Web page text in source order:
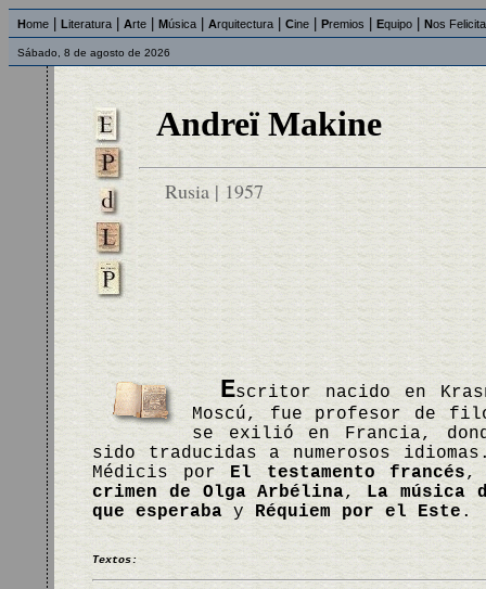
Home Literatura Arte Música Arquitectura Cine Premios Equipo Nos
Sábado, 8 de agosto de 2026
Andreï Makine
Rusia | 1957
Escritor nacido en
Moscú, fue profesor de
se exilió en Francia,
sido traducidas a numerosos
Médicis por El testamento francés,
crimen de Olga Arbélina,La música
que esperabay Réquiem por el Este .
Textos: